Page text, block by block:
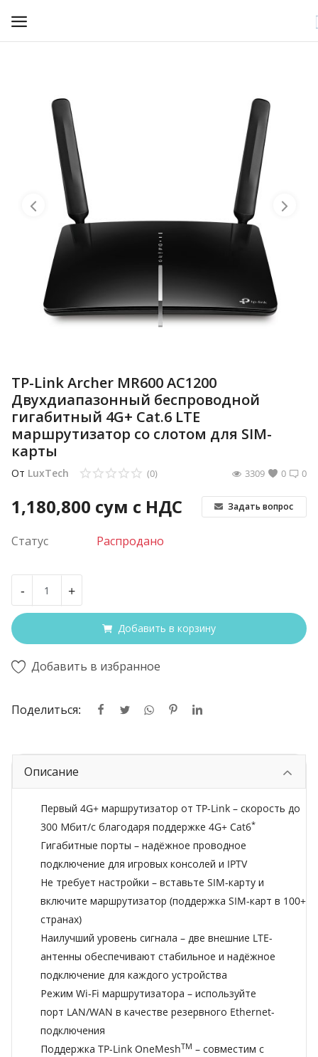
РЕШЕНИЯ ДЛЯ ДОМА
ДЛЯ БИЗНЕСА
ДЛЯ ОПЕРАТОРОВ СВЯЗИ
Избранное
Контакты
Регистрация
TP-Link Archer MR600 AC1200
Двухдиапазонный беспроводной
гигабитный 4G+ Cat.6 LTE
маршрутизатор co слотом для SIM-
карты
От LuxTech 0
(0) 0
3309
1,180,800 сум с НДС Задать вопрос
Статус Распродано
- +
Добавить в корзину
Добавить в избранное
Поделиться:
Описание
Первый 4G+ маршрутизатор от TP-Link – скорость до
300 Мбит/с благодаря поддержке 4G+ Cat6*
Гигабитные порты – надёжное проводное
подключение для игровых консолей и IPTV
Не требует настройки – вставьте SIM-карту и
включите маршрутизатор (поддержка SIM-карт в 100+
странах)
Наилучший уровень сигнала – две внешние LTE-
антенны обеспечивают стабильное и надёжное
подключение для каждого устройства
Режим Wi-Fi маршрутизатора – используйте
порт LAN/WAN в качестве резервного Ethernet-
подключения
Поддержка TP-Link OneMeshTM – совместим с